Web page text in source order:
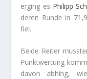
erging es Philipp
deren Runde in
fiel.
Beide Reiter
Punktwertung
davon abhing,